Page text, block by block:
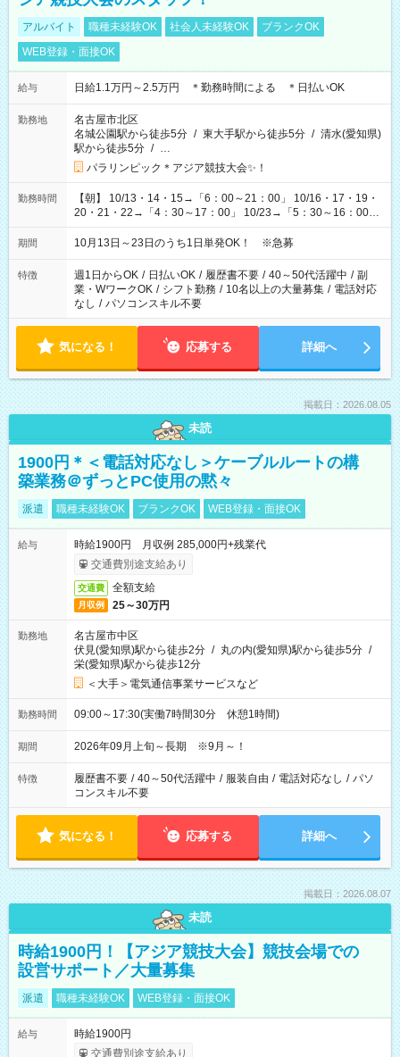
アルバイト 職種未経験OK 社会人未経験OK
ブランクOK
WEB登録・面接OK
給与 日給1.1万円～2.5万円 ＊勤務時間による ＊日払いOK
勤務地
名古屋市北区
名城公園駅から徒歩5分 / 東大手駅から徒歩5分 / 清水(愛知県)
駅から徒歩5分 / …
パラリンピック＊アジア競技大会✨！
勤務時間
【朝】 10/13・14・15→「6：00～21：00」 10/16・17・19・
20・21・22→「4：30～17：00」 10/23→「5：30～16：00」
【夕方】 10/16・17・19～21→「17：00～26：00」
10/22→「17：00～24：30」 10/23→「16：00～23：00」 ＊
け、夕方だけ、などもOKです！
期間 10月13日～23日のうち1日単発OK！ ※急募
特徴 週1日からOK / 日払いOK / 履歴書不要 / 40～50代活躍中 / 副
業・WワークOK / シフト勤務 / 10名以上の大量募集 / 電話対応
なし / パソコンスキル不要
気になる！ 応募する 詳細へ
掲載日：2026.08.05
未読
1900円＊＜電話対応なし＞ケーブルルートの構
築業務＠ずっとPC使用の黙々
派遣 職種未経験OK ブランクOK WEB登録・面接OK
給与
時給1900円 月収例 285,000円+残業代
交通費別途支給あり
交通費 全額支給
月収例 25～30万円
勤務地
名古屋市中区
伏見(愛知県)駅から徒歩2分 / 丸の内(愛知県)駅から徒歩5分 /
栄(愛知県)駅から徒歩12分
＜大手＞電気通信事業サービスなど
勤務時間 09:00～17:30(実働7時間30分 休憩1時間)
期間 2026年09月上旬～長期 ※9月～！
特徴 履歴書不要 / 40～50代活躍中 / 服装自由 / 電話対応なし / パソ
コンスキル不要
気になる！ 応募する 詳細へ
掲載日：2026.08.07
未読
時給1900円！【アジア競技大会】競技会場での
設営サポート／大量募集
派遣 職種未経験OK WEB登録・面接OK
給与
時給1900円
交通費別途支給あり